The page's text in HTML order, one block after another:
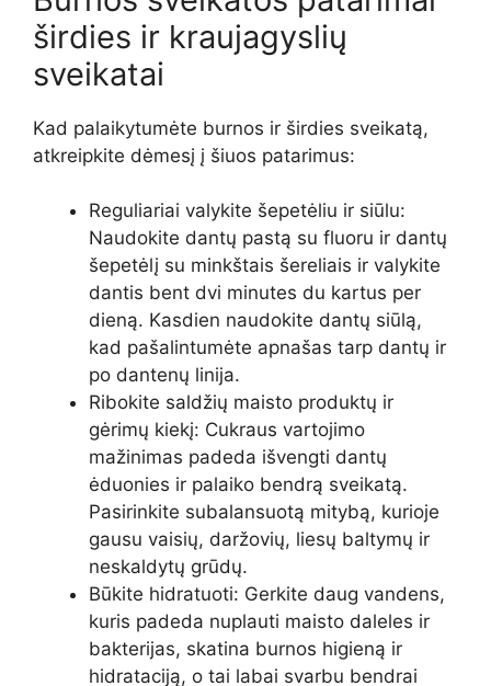
širdies ir kraujagyslių
sveikatai
Kad palaikytumėte burnos ir širdies sveikatą,
atkreipkite dėmesį į šiuos patarimus:
Reguliariai valykite šepetėliu ir siūlu:
Naudokite dantų pastą su fluoru ir dantų
šepetėlį su minkštais šereliais ir valykite
dantis bent dvi minutes du kartus per
dieną. Kasdien naudokite dantų siūlą,
kad pašalintumėte apnašas tarp dantų ir
po dantenų linija.
Ribokite saldžių maisto produktų ir
gėrimų kiekį: Cukraus vartojimo
mažinimas padeda išvengti dantų
ėduonies ir palaiko bendrą sveikatą.
Pasirinkite subalansuotą mitybą, kurioje
gausu vaisių, daržovių, liesų baltymų ir
neskaldytų grūdų.
Būkite hidratuoti: Gerkite daug vandens,
kuris padeda nuplauti maisto daleles ir
bakterijas, skatina burnos higieną ir
hidrataciją, o tai labai svarbu bendrai